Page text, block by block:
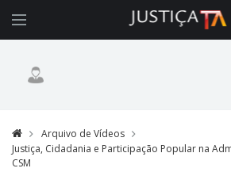
Arquivo de Vídeos
Justiça, Cidadania e Participação Popular na
CSM